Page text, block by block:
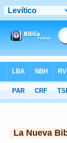
>NBLH > Levítico 1
La Nueva